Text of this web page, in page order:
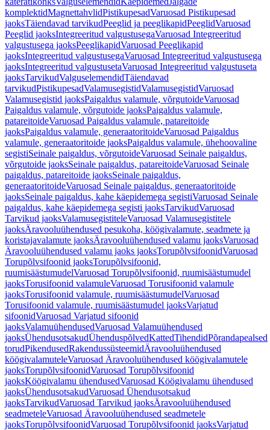
komplektidMagnettahvlidPistikupesadVaruosad Pistikupesad
jaoksTäiendavad tarvikudPeeglid ja peeglikapidPeeglidVaruosad
Peeglid jaoksIntegreeritud valgustusegaVaruosad Integreeritud
valgustusega jaoksPeeglikapidVaruosad Peeglikapid
jaoksIntegreeritud valgustusegaVaruosad Integreeritud valgustusega
jaoksIntegreeritud valgustusetaVaruosad Integreeritud valgustuseta
jaoksTarvikudValguselemendidTäiendavad
tarvikudPistikupesadValamusegistidValamusegistidVaruosad
Valamusegistid jaoksPaigaldus valamule, võrgutoideVaruosad
Paigaldus valamule, võrgutoide jaoksPaigaldus valamule,
patareitoideVaruosad Paigaldus valamule, patareitoide
jaoksPaigaldus valamule, generaatoritoideVaruosad Paigaldus
valamule, generaatoritoide jaoksPaigaldus valamule, ühehoovaline
segistiSeinale paigaldus, võrgutoideVaruosad Seinale paigaldus,
võrgutoide jaoksSeinale paigaldus, patareitoideVaruosad Seinale
paigaldus, patareitoide jaoksSeinale paigaldus,
generaatoritoideVaruosad Seinale paigaldus, generaatoritoide
jaoksSeinale paigaldus, kahe käepidemega segistiVaruosad Seinale
paigaldus, kahe käepidemega segisti jaoksTarvikudVaruosad
Tarvikud jaoksValamusegistiteleVaruosad Valamusegistitele
jaoksÄravooluühendused pesukoha, köögivalamute, seadmete ja
koristajavalamute jaoksÄravooluühendused valamu jaoksVaruosad
Äravooluühendused valamu jaoks jaoksTorupõlvsifoonidVaruosad
Torupõlvsifoonid jaoksTorupõlvsifoonid,
ruumisäästumudelVaruosad Torupõlvsifoonid, ruumisäästumudel
jaoksTorusifoonid valamuleVaruosad Torusifoonid valamule
jaoksTorusifoonid valamule, ruumisäästumudelVaruosad
Torusifoonid valamule, ruumisäästumudel jaoksVarjatud
sifoonidVaruosad Varjatud sifoonid
jaoksValamuühendusedVaruosad Valamuühendused
jaoksÜhendusotsakudÜhenduspõlvedKattedTihendidPõrandapealsed
torudPikendusedRakendussüsteemidÄravooluühendused
köögivalamuteleVaruosad Äravooluühendused köögivalamutele
jaoksTorupõlvsifoonidVaruosad Torupõlvsifoonid
jaoksKöögivalamu ühendusedVaruosad Köögivalamu ühendused
jaoksÜhendusotsakudVaruosad Ühendusotsakud
jaoksTarvikudVaruosad Tarvikud jaoksÄravooluühendused
seadmeteleVaruosad Äravooluühendused seadmetele
jaoksTorupõlvsifoonidVaruosad Torupõlvsifoonid jaoksVarjatud